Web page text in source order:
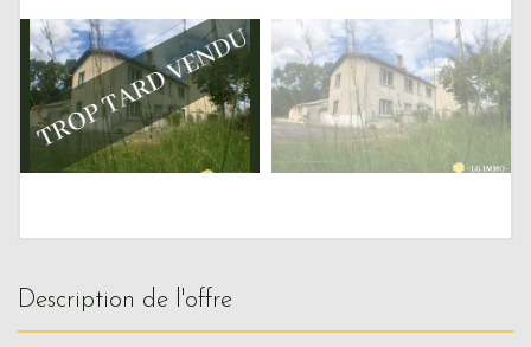
description de l'offre